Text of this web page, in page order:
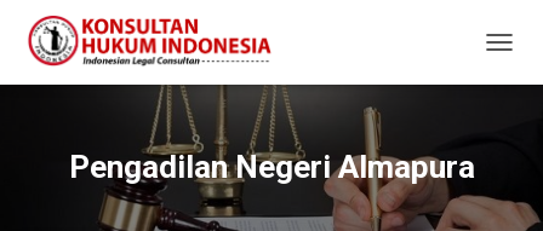
Pengadilan Negeri Almapura